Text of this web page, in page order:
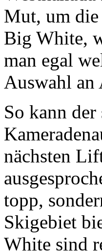
Mut, um
Big White,
man egal
Auswahl an
So kann
nächsten
topp,
Skigebiet
White sind